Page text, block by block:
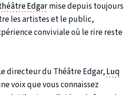
Edgarmise depuis toujours
les artistes et le public,
conviviale où le rire reste
directeur du Théâtre Edgar, Luq
voix que vous connaissez